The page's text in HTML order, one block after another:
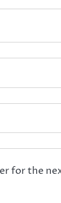
for the